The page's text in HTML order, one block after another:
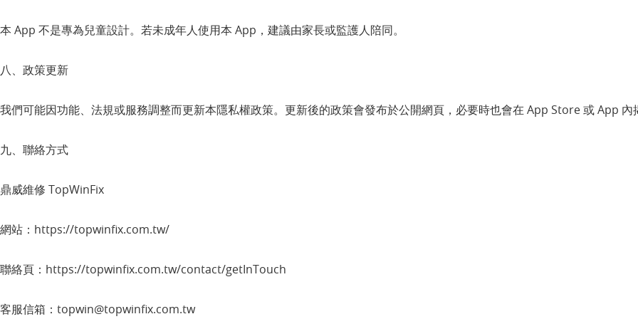
本 App 不是專為兒童設計。若未成年人使用本 App，建議由家長或監護人陪同。
八、政策更新
我們可能因功能、法規或服務調整而更新本隱私權政策。更新後的政策會發布於公開網頁，必要時也會在 App Store 或 App 內
九、聯絡方式
鼎威維修 TopWinFix
網站：https://topwinfix.com.tw/
聯絡頁：https://topwinfix.com.tw/contact/getInTouch
客服信箱： topwin@topwinfix.com.tw